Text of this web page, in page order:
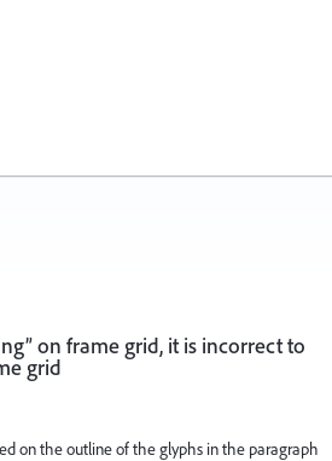
on frame grid, it is incorrect to
grid
on the outline of the glyphs in the paragraph